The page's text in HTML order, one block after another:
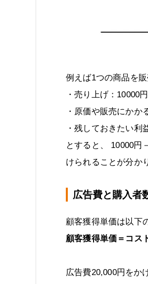
例えば1つの商品を販
・売り上げ：10000円
・原価や販売にかか
・残しておきたい利
とすると、 10000円
けられることが分か
広告費と購入者
顧客獲得単価は以下
顧客獲得単価＝コス
広告費20,000円をか